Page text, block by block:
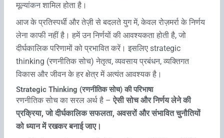
मूल्यांकन शामिल होता है।
आज के प्रतिस्पर्धी और तेज़ी से बदलते युग में, केवल रोज़मर्रा के निर्णय
लेना काफी नहीं है। हमें उन निर्णयों की आवश्यकता होती है, जो
दीर्घकालिक परिणामों को प्रभावित करें। इसलिए strategic
thinking (रणनीतिक सोच) नेतृत्व, व्यवसाय प्रबंधन, व्यक्तिगत
विकास और जीवन के हर क्षेत्र में अत्यंत आवश्यक है।
Strategic Thinking (रणनीतिक सोच) की परिभाषा
रणनीतिक सोच का सरल अर्थ है –ऐसी सोच और निर्णय लेने की
प्रक्रिया, जो दीर्घकालिक सफलता, अवसरों और संभावित चुनौतियों
को ध्यान में रखकर बनाई जाए।